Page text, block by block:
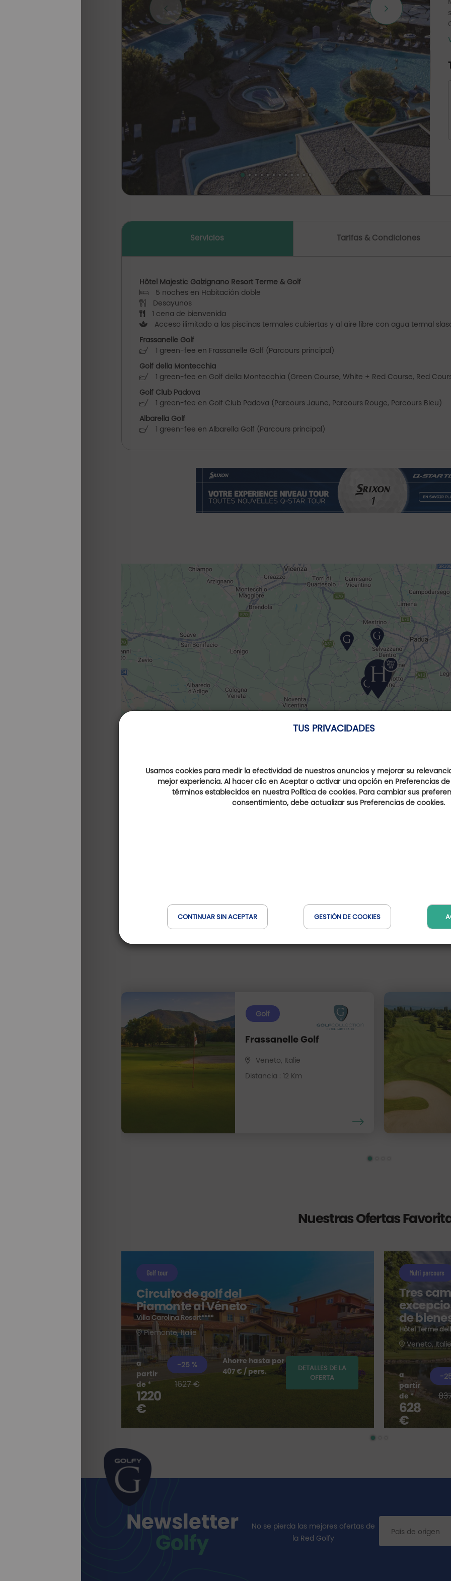
TUS PRIVACIDADES
Usamos cookies para medir la efectividad de nuestros anuncios y mejorar su
mejor experiencia. Al hacer clic en Aceptar o activar una opción en Preferencias
términos establecidos en nuestra Política de cookies. Para cambiar sus
consentimiento, debe actualizar sus Preferencias de cookies.
CONTINUAR SIN ACEPTAR GESTIÓN DE COOKIES
Servicios Tarifas & Condiciones
Hôtel Majestic Galzignano Resort Terme & Golf
5 noches en Habitación doble
Desayunos
1 cena de bienvenida
Acceso ilimitado a las piscinas termales cubiertas y al aire libre con agua termal
Frassanelle Golf
1 green-fee en Frassanelle Golf (Parcours principal)
Golf della Montecchia
1 green-fee en Golf della Montecchia (Green Course, White + Red Course, Red
Golf Club Padova
1 green-fee en Golf Club Padova (Parcours Jaune, Parcours Rouge, Parcours Bleu)
Albarella Golf
1 green-fee en Albarella Golf (Parcours principal)
Golf
Frassanelle Golf
Veneto, Italie
Distancia : 12 Km
Nuestras Ofertas
Golf tour
Circuito de golf del
Piamonte al Véneto
Villa Carolina Resort****
Piemonte, Italie
a
partir
de *
1220
€
-25 %
1627 €
Ahorre hasta por
407 € / pers.
DETALLES DE LA
OFERTA
Multi parcours
Tres
de
Hôtel Terme
Veneto, Italie
a
partir
de *
628
€
-
Newsletter
Golfy
No se pierda las mejores ofertas de
la Red Golfy